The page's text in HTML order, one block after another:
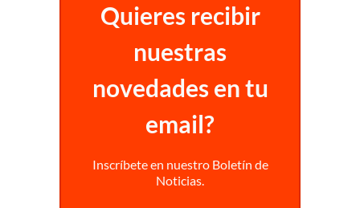
Quieres recibir
nuestras
novedades en tu
email?
Inscríbete en nuestro Boletín de
Noticias.